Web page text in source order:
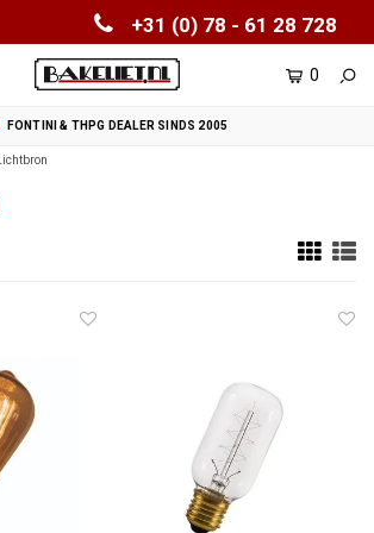
+31 (0) 78 - 61 28 728
0
FONTINI & THPG DEALER SINDS 2005
Lichtbron